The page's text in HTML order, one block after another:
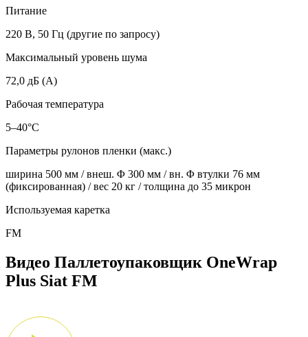
Питание
220 В, 50 Гц (другие по запросу)
Максимальный уровень шума
72,0 дБ (A)
Рабочая температура
5–40°C
Параметры рулонов пленки (макс.)
ширина 500 мм / внеш. Φ 300 мм / вн. Φ втулки 76 мм
(фиксированная) / вес 20 кг / толщина до 35 микрон
Используемая каретка
FM
Видео Паллетоупаковщик OneWrap
Plus Siat FM